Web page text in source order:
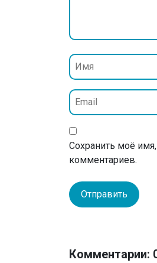
Сохранить моё
комментариев.
Комментарии: